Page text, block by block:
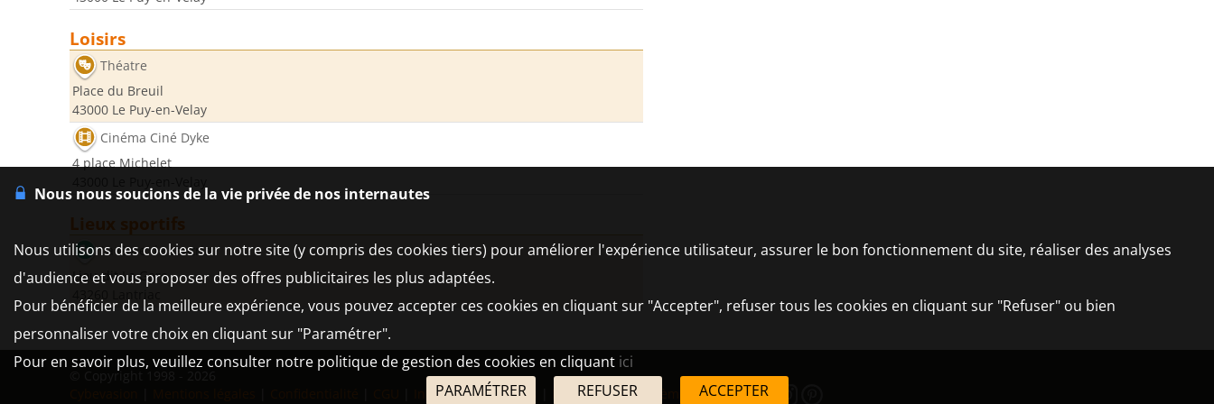
Loisirs
Théatre
Place du Breuil
43000 Le Puy-en-Velay
Cinéma Ciné Dyke
4 place Michelet
Lieux sportifs
La Gare de Lantriac
Lieu-dit La Gare
© Copyright 1998 - 2026
Informations légales Partenaires|Système d'alerte|
Nous nous soucions de la vie privée de nos internautes
Nous utilisons des cookies sur notre site (y compris des cookies tiers) pour améliorer l'expérience utilisateur, assurer le bon fonctionnement du site, réaliser des analyses
d'audience et vous proposer des offres publicitaires les plus adaptées.
Pour bénéficier de la meilleure expérience, vous pouvez accepter ces cookies en cliquant sur "Accepter", refuser tous les cookies en cliquant sur "Refuser" ou bien
personnaliser votre choix en cliquant sur "Paramétrer".
Pour en savoir plus, veuillez consulter notre politique de gestion des cookies en cliquant ici
PARAMÉTRER
REFUSER ACCEPTER